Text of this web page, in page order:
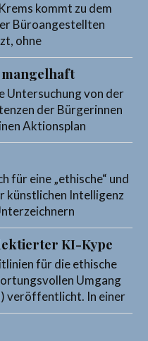
kommt zu dem
Büroangestellten
ohne
Untersuchung von der
der Bürgerinnen
Aktionsplan
für eine „ethische“ und
künstlichen Intelligenz
KI-Kype
für die ethische
Umgang
veröffentlicht. In einer